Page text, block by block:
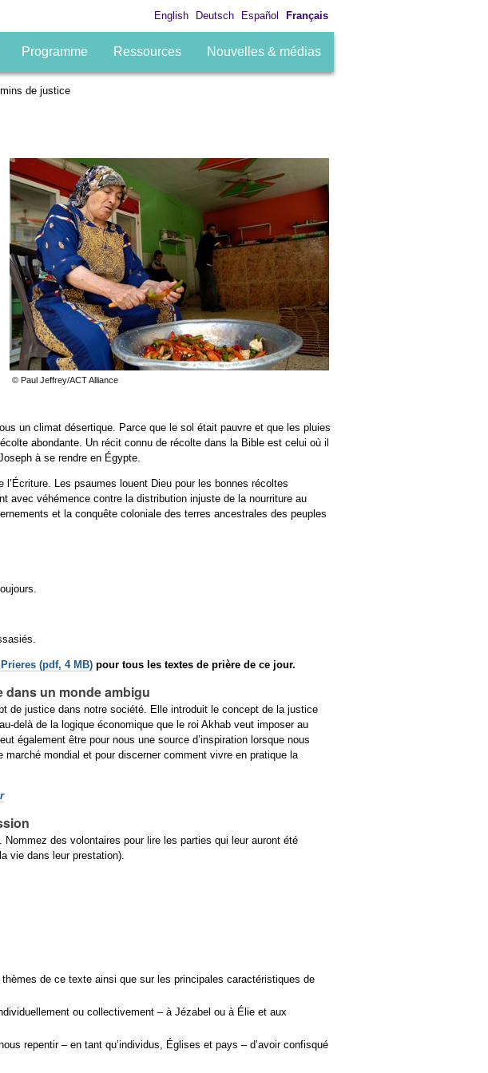
English Deutsch Español Français
Programme Ressources Nouvelles & médias
de justice
© Paul Jeffrey/ACT Alliance
un climat désertique. Parce que le sol était pauvre et que les pluies
abondante. Un récit connu de récolte dans la Bible est celui où il
à se rendre en Égypte.
l’Écriture. Les psaumes louent Dieu pour les bonnes récoltes
avec véhémence contre la distribution injuste de la nourriture au
et la conquête coloniale des terres ancestrales des peuples
(pdf, 4 MB) pour tous les textes de prière de ce jour.
un monde ambigu
de justice dans notre société. Elle introduit le concept de la justice
delà de la logique économique que le roi Akhab veut imposer au
également être pour nous une source d’inspiration lorsque nous
mondial et pour discerner comment vivre en pratique la
des volontaires pour lire les parties qui leur auront été
vie dans leur prestation).
de ce texte ainsi que sur les principales caractéristiques de
ou collectivement – à Jézabel ou à Élie et aux
repentir – en tant qu’individus, Églises et pays – d’avoir confisqué